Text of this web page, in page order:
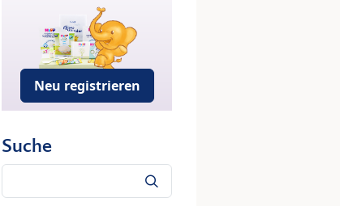
Neu registrieren
Suche